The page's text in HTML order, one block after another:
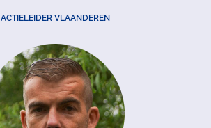
ACTIELEIDER VLAANDEREN